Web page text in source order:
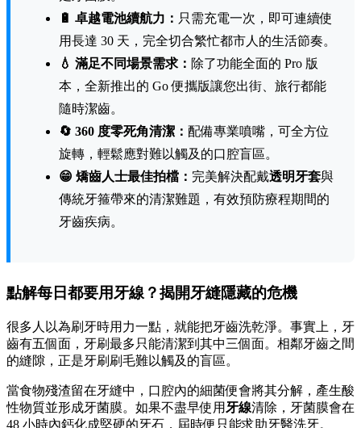
🔋 卓越電池續航力： 只需充電一次，即可連續使
用長達 30 天，完全切合繁忙都市人的生活節奏。
💧 滿足不同場景需求： 除了功能全面的 Pro 版
本，全新推出的 Go 便攜版讓您出街、旅行都能
隨時潔齒。
🔄 360 度零死角清潔： 配備專業噴嘴，可全方位
旋轉，輕鬆應對難以觸及的口腔盲區。
😁 矯齒人士最佳拍檔： 完美解決配戴透明牙套與
傳統牙箍帶來的清潔難題，有效預防療程期間的
牙齒疾病。
點解每日都要用牙線？揭開牙縫隱藏的危機
很多人以為刷牙時用力一點，就能把牙齒洗乾淨。事實上，牙
齒有五個面，牙刷最多只能清潔到其中三個面。相鄰牙齒之間
的縫隙，正是牙刷刷毛難以觸及的盲區。
當食物殘渣留在牙縫中，口腔內的細菌便會將其分解，產生酸
性物質並形成牙菌膜。如果不盡早使用 牙線清除，牙菌膜會在
48 小時內鈣化成堅硬的牙石，屆時便只能求助牙醫洗牙。